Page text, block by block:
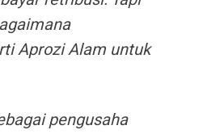
Aprozi Alam untuk
pengusaha